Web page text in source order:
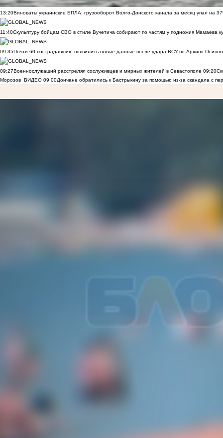
13:20Виноваты украинские БПЛА: грузооборот Волго-Донского канала за месяц упал на
11:40Скульптуру бойцам СВО в стиле Вучетича собирают по частям у подножия Мамаева
09:35Почти 60 пострадавших: появились новые данные после удара ВСУ по Архипо-
09:27Военнослужащий расстрелял сослуживцев и мирных жителей в Севастополе 09:20
Морозов ВИДЕО 09:00Дончане обратились к Бастрыкину за помощью из-за скандала с